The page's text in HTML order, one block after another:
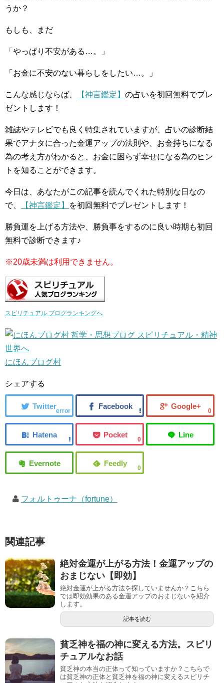
うか？
もしも、まだ
「やっぱり不安がある…。」
「お金に不安のない暮らしをしたい…。」
こんな感じならば、 【神言鑑定】 の占いを初回無料でプレ
ゼントします！
雑誌やテレビでも良く特集されていますが、占いの診断結
果でアナタに合った金運アップの法則や、お金持ちになる
為の考え方がわかると、お金に困らず幸せになる為のヒン
トを知ることができます。
今日は、あなたがこの記事を読んでくれた特別な日なの
で、
【神言鑑定】 を初回無料でプレゼントします！
勝負運を上げる方法や、勝負事をするのに良い時期も初回
無料で診断できます♪
※20歳未満は利用できません。
スピリチュアル ブログランキングへ
にほんブログ村
シェアする
error 0
0
0
フォルトゥーナ（fortune）
関連記事
絶対金運が上がる方法！金運アップの
おまじない【即効】
絶対金運が上がる方法を探していませんか？こちら
では即効効果のある金運アップのおまじないを紹介
します。
記事を読む
貧乏神を福の神に変える方法。スピリ
チュアルなお話
貧乏神の本当の正体って知っていますか？こちらで
は貧乏神の正体と貧乏神を福の神に変えるスピリチ